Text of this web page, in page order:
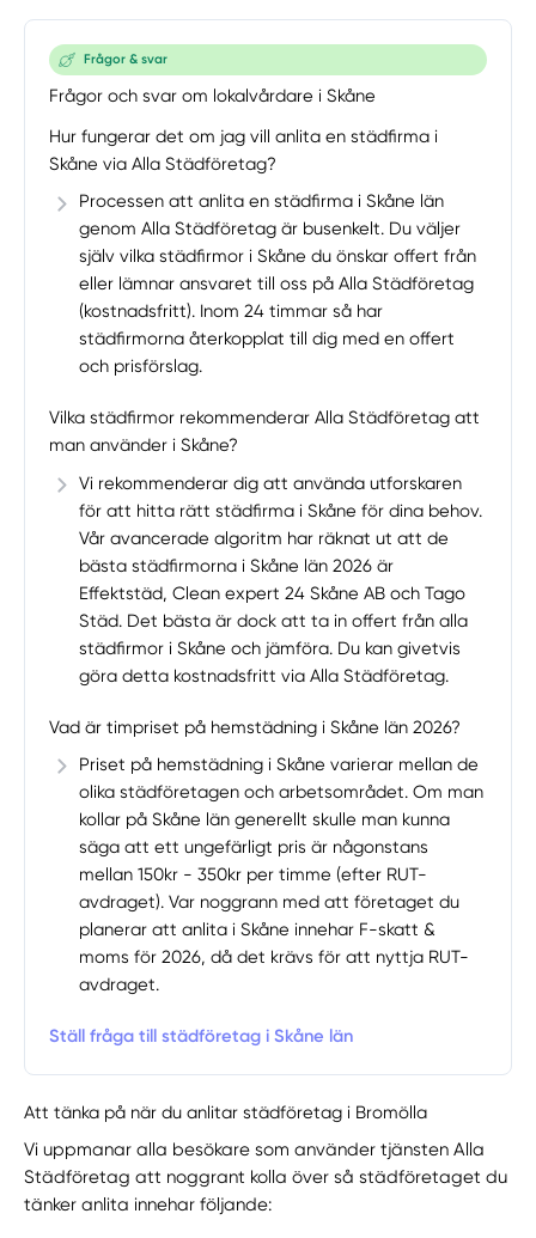
Frågor & svar
Frågor och svar om lokalvårdare i Skåne
Hur fungerar det om jag vill anlita en städfirma i
Skåne via Alla Städföretag?
Processen att anlita en städfirma i Skåne län
genom Alla Städföretag är busenkelt. Du väljer
själv vilka städfirmor i Skåne du önskar offert från
eller lämnar ansvaret till oss på Alla Städföretag
(kostnadsfritt). Inom 24 timmar så har
städfirmorna återkopplat till dig med en offert
och prisförslag.
Vilka städfirmor rekommenderar Alla Städföretag att
man använder i Skåne?
Vi rekommenderar dig att använda utforskaren
för att hitta rätt städfirma i Skåne för dina behov.
Vår avancerade algoritm har räknat ut att de
bästa städfirmorna i Skåne län 2026 är
Effektstäd, Clean expert 24 Skåne AB och Tago
Städ. Det bästa är dock att ta in offert från alla
städfirmor i Skåne och jämföra. Du kan givetvis
göra detta kostnadsfritt via Alla Städföretag.
Vad är timpriset på hemstädning i Skåne län 2026?
Priset på hemstädning i Skåne varierar mellan de
olika städföretagen och arbetsområdet. Om man
kollar på Skåne län generellt skulle man kunna
säga att ett ungefärligt pris är någonstans
mellan 150kr - 350kr per timme (efter RUT-
avdraget). Var noggrann med att företaget du
planerar att anlita i Skåne innehar F-skatt &
moms för 2026, då det krävs för att nyttja RUT-
avdraget.
Ställ fråga till städföretag i Skåne län
Att tänka på när du anlitar städföretag i Bromölla
Vi uppmanar alla besökare som använder tjänsten Alla
Städföretag att noggrant kolla över så städföretaget du
tänker anlita innehar följande: